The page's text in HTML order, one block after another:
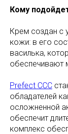
Кому
Крем создан с
кожи: в его
василька,
обеспечивают
Prefect CCC
обладателей
осложненной
обеспечит
комплекс